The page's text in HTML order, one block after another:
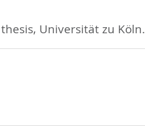
Universität zu Köln.